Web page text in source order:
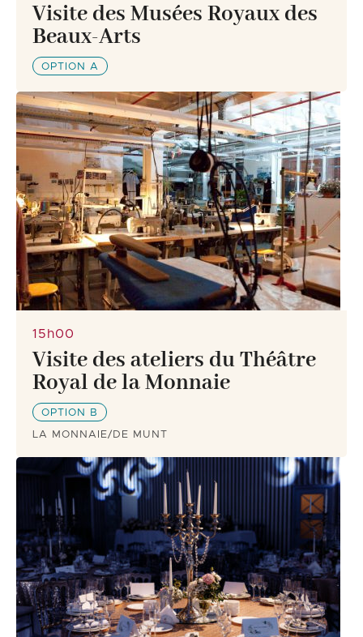
Visite des Musées Royaux des
Beaux-Arts
OPTION A
15h00
Visite des ateliers du Théâtre
Royal de la Monnaie
OPTION B
LA MONNAIE/DE MUNT